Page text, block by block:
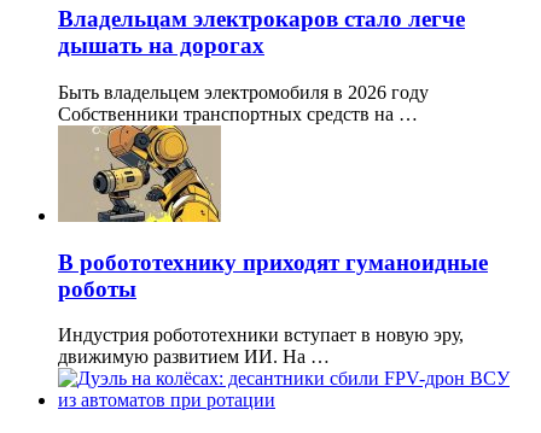
Владельцам электрокаров стало легче
дышать на дорогах
Быть владельцем электромобиля в 2026 году
Собственники транспортных средств на …
В робототехнику приходят гуманоидные
роботы
Индустрия робототехники вступает в новую эру,
движимую развитием ИИ. На …